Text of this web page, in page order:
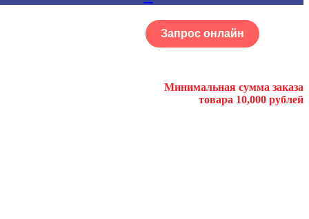
Запрос онлайн
Минимальная сумма заказа
товара 10,000 рублей